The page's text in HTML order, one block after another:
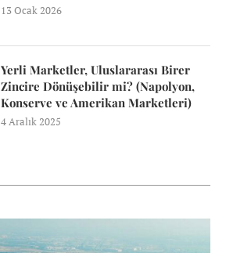
13 Ocak 2026
Yerli Marketler, Uluslararası Birer
Zincire Dönüşebilir mi? (Napolyon,
Konserve ve Amerikan Marketleri)
4 Aralık 2025